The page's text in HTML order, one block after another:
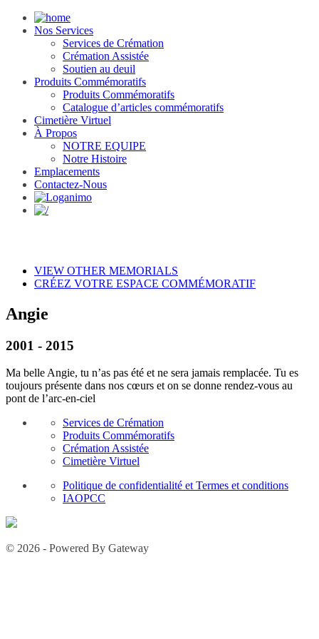
Nos Services
Services de Crémation
Crémation Assistée
Soutien au deuil
Produits Commémoratifs
Produits Commémoratifs
Catalogue d’articles commémoratifs
Cimetière Virtuel
À Propos
NOTRE EQUIPE
Notre Histoire
Emplacements
Contactez-Nous
VIEW OTHER MEMORIALS
CRÉEZ VOTRE ESPACE COMMÉMORATIF
Angie
2001 - 2015
Ma belle Angie, tu n’as pas été et ne sera jamais remplacée. Tu es
toujours présente dans nos cœurs et on se donne rendez-vous au
pont de l’arc-en-ciel
Services de Crémation
Produits Commémoratifs
Crémation Assistée
Cimetière Virtuel
Politique de confidentialité et Termes et conditions
IAOPCC
© 2026 - Powered By Gateway